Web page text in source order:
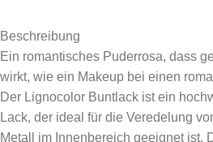
Beschreibung
Ein romantisches Puderrosa, dass
wirkt, wie ein Makeup bei einen
Der Lignocolor Buntlack ist ein
Lack, der ideal für die Veredelung
Metall im Innenbereich geeignet ist.